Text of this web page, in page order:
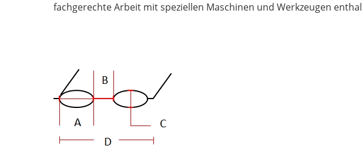
fachgerechte Arbeit mit speziellen Maschinen und Werkzeugen